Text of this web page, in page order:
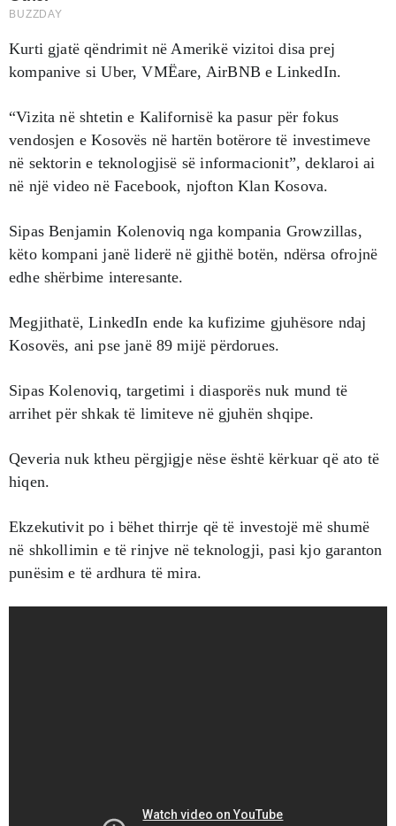
Kurti gjatë qëndrimit në Amerikë vizitoi disa prej
kompanive si Uber, VMËare, AirBNB e LinkedIn.
“Vizita në shtetin e Kalifornisë ka pasur për fokus
vendosjen e Kosovës në hartën botërore të investimeve
në sektorin e teknologjisë së informacionit”, deklaroi ai
në një video në Facebook, njofton Klan Kosova.
Sipas Benjamin Kolenoviq nga kompania Growzillas,
këto kompani janë liderë në gjithë botën, ndërsa ofrojnë
edhe shërbime interesante.
Megjithatë, LinkedIn ende ka kufizime gjuhësore ndaj
Kosovës, ani pse janë 89 mijë përdorues.
Sipas Kolenoviq, targetimi i diasporës nuk mund të
arrihet për shkak të limiteve në gjuhën shqipe.
Qeveria nuk ktheu përgjigje nëse është kërkuar që ato të
hiqen.
Ekzekutivit po i bëhet thirrje që të investojë më shumë
në shkollimin e të rinjve në teknologji, pasi kjo garanton
punësim e të ardhura të mira.